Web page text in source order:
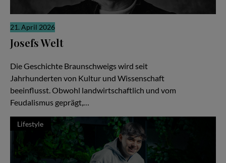
21. April 2026
Josefs Welt
Die Geschichte Braunschweigs wird seit
Jahrhunderten von Kultur und Wissenschaft
beeinflusst. Obwohl landwirtschaftlich und vom
Feudalismus geprägt,…
Lifestyle